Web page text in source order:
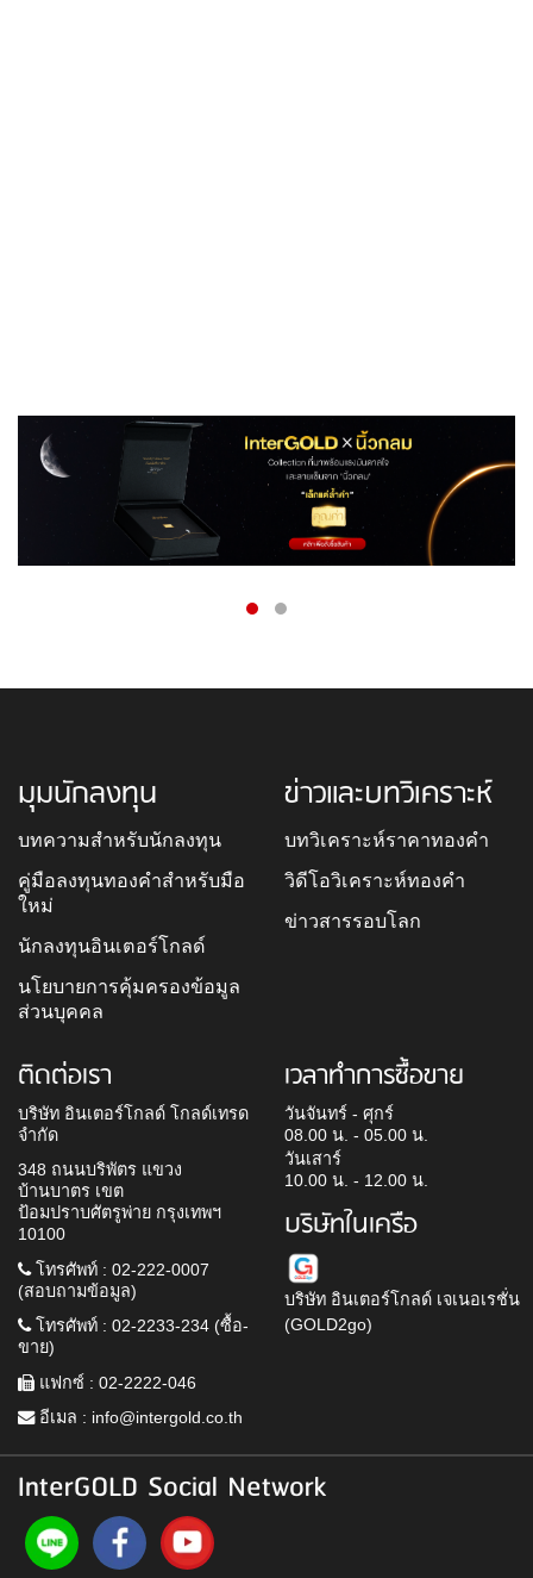
มุมนักลงทุน
บทความสำหรับนักลงทุน
คู่มือลงทุนทองคำสำหรับมือ
ใหม่
นักลงทุนอินเตอร์โกลด์
นโยบายการคุ้มครองข้อมูล
ส่วนบุคคล
ข่าวและบทวิเคราะห์
บทวิเคราะห์ราคาทองคำ
วิดีโอวิเคราะห์ทองคำ
ข่าวสารรอบโลก
ติดต่อเรา
บริษัท อินเตอร์โกลด์ โกลด์เทรด
จำกัด
348 ถนนบริพัตร แขวง
บ้านบาตร เขต
ป้อมปราบศัตรูพ่าย กรุงเทพฯ
10100
โทรศัพท์ : 02-222-0007
(สอบถามข้อมูล)
โทรศัพท์ : 02-2233-234 (ซื้อ-
ขาย)
แฟกซ์ : 02-2222-046
อีเมล : info@intergold.co.th
เวลาทำการซื้อขาย
วันจันทร์ - ศุกร์
08.00 น. - 05.00 น.
วันเสาร์
10.00 น. - 12.00 น.
บริษัทในเครือ
บริษัท อินเตอร์โกลด์ เจเนอเรชั่น
(GOLD2go)
InterGOLD Social Network